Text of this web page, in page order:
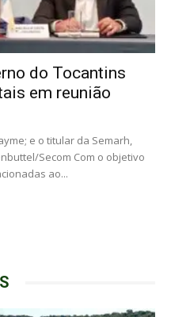
do Tocantins
em reunião
e o titular da Semarh,
Secom Com o objetivo
ao...